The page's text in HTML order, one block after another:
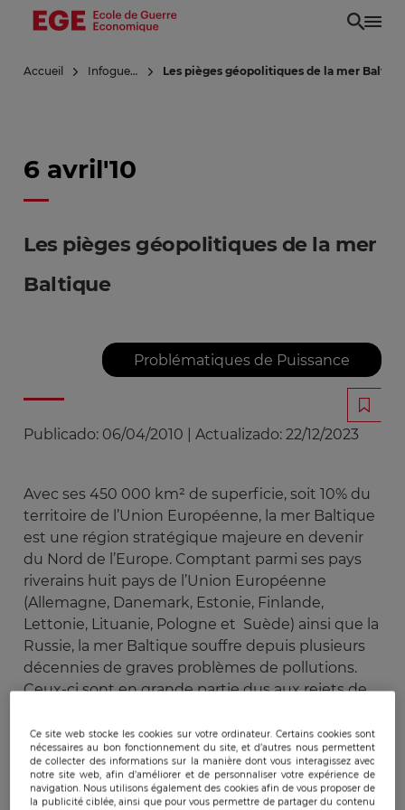
Aller
principal
Accueil Infoguerre Les pièges géopolitiques de la mer
6 avril'10
Les pièges géopolitiques de la mer
Baltique
Problématiques de Puissance
Publicado: 06/04/2010 Actualizado: 22/12/2023
Avec ses 450 000 km² de superficie, soit 10% du
territoire de l’Union Européenne, la mer Baltique
est une région stratégique majeure en devenir
du Nord de l’Europe. Comptant parmi ses pays
riverains huit pays de l’Union Européenne
(Allemagne, Danemark, Estonie, Finlande,
Lettonie, Lituanie, Pologne et Suède) ainsi que la
Russie, la mer Baltique souffre depuis plusieurs
décennies de graves problèmes de pollutions.
Ceux-ci sont en grande partie dus aux rejets de
une mer quasiment fermée dont l’eau ne se
régénère que tous les 30 ans. Ainsi, enjeux
environnementaux, économiques et
énergétiques semblent s’entremêler de manière
Ce site web stocke les cookies sur votre ordinateur. Certains cookies sont
nécessaires au bon fonctionnement du site, et d’autres nous permettent
de collecter des informations sur la manière dont vous interagissez avec
notre site web, afin d’améliorer et de personnaliser votre expérience de
navigation. Nous utilisons également des cookies afin de vous proposer de
la publicité ciblée, ainsi que pour vous permettre de partager du contenu